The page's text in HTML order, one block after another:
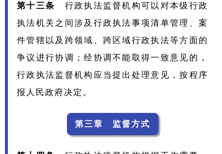
第十三条
行政执法监督机构可以对本级行政
执法机关之间涉及行政执法事项清单管理、案
件管辖以及跨领域、跨区域行政执法等方面的
争议进行协调；经协调不能取得一致意见的，
行政执法监督机构应当提出处理意见，按程序
报人民政府决定。
第三章 监督方式